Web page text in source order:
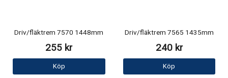
Driv/fläktrem 7570 1448mm
255 kr
Köp
Driv/fläktrem 7565 1435mm
240 kr
Köp